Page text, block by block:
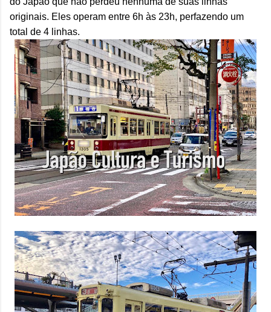
originais. Eles operam entre 6h às 23h, perfazendo um
total de 4 linhas.